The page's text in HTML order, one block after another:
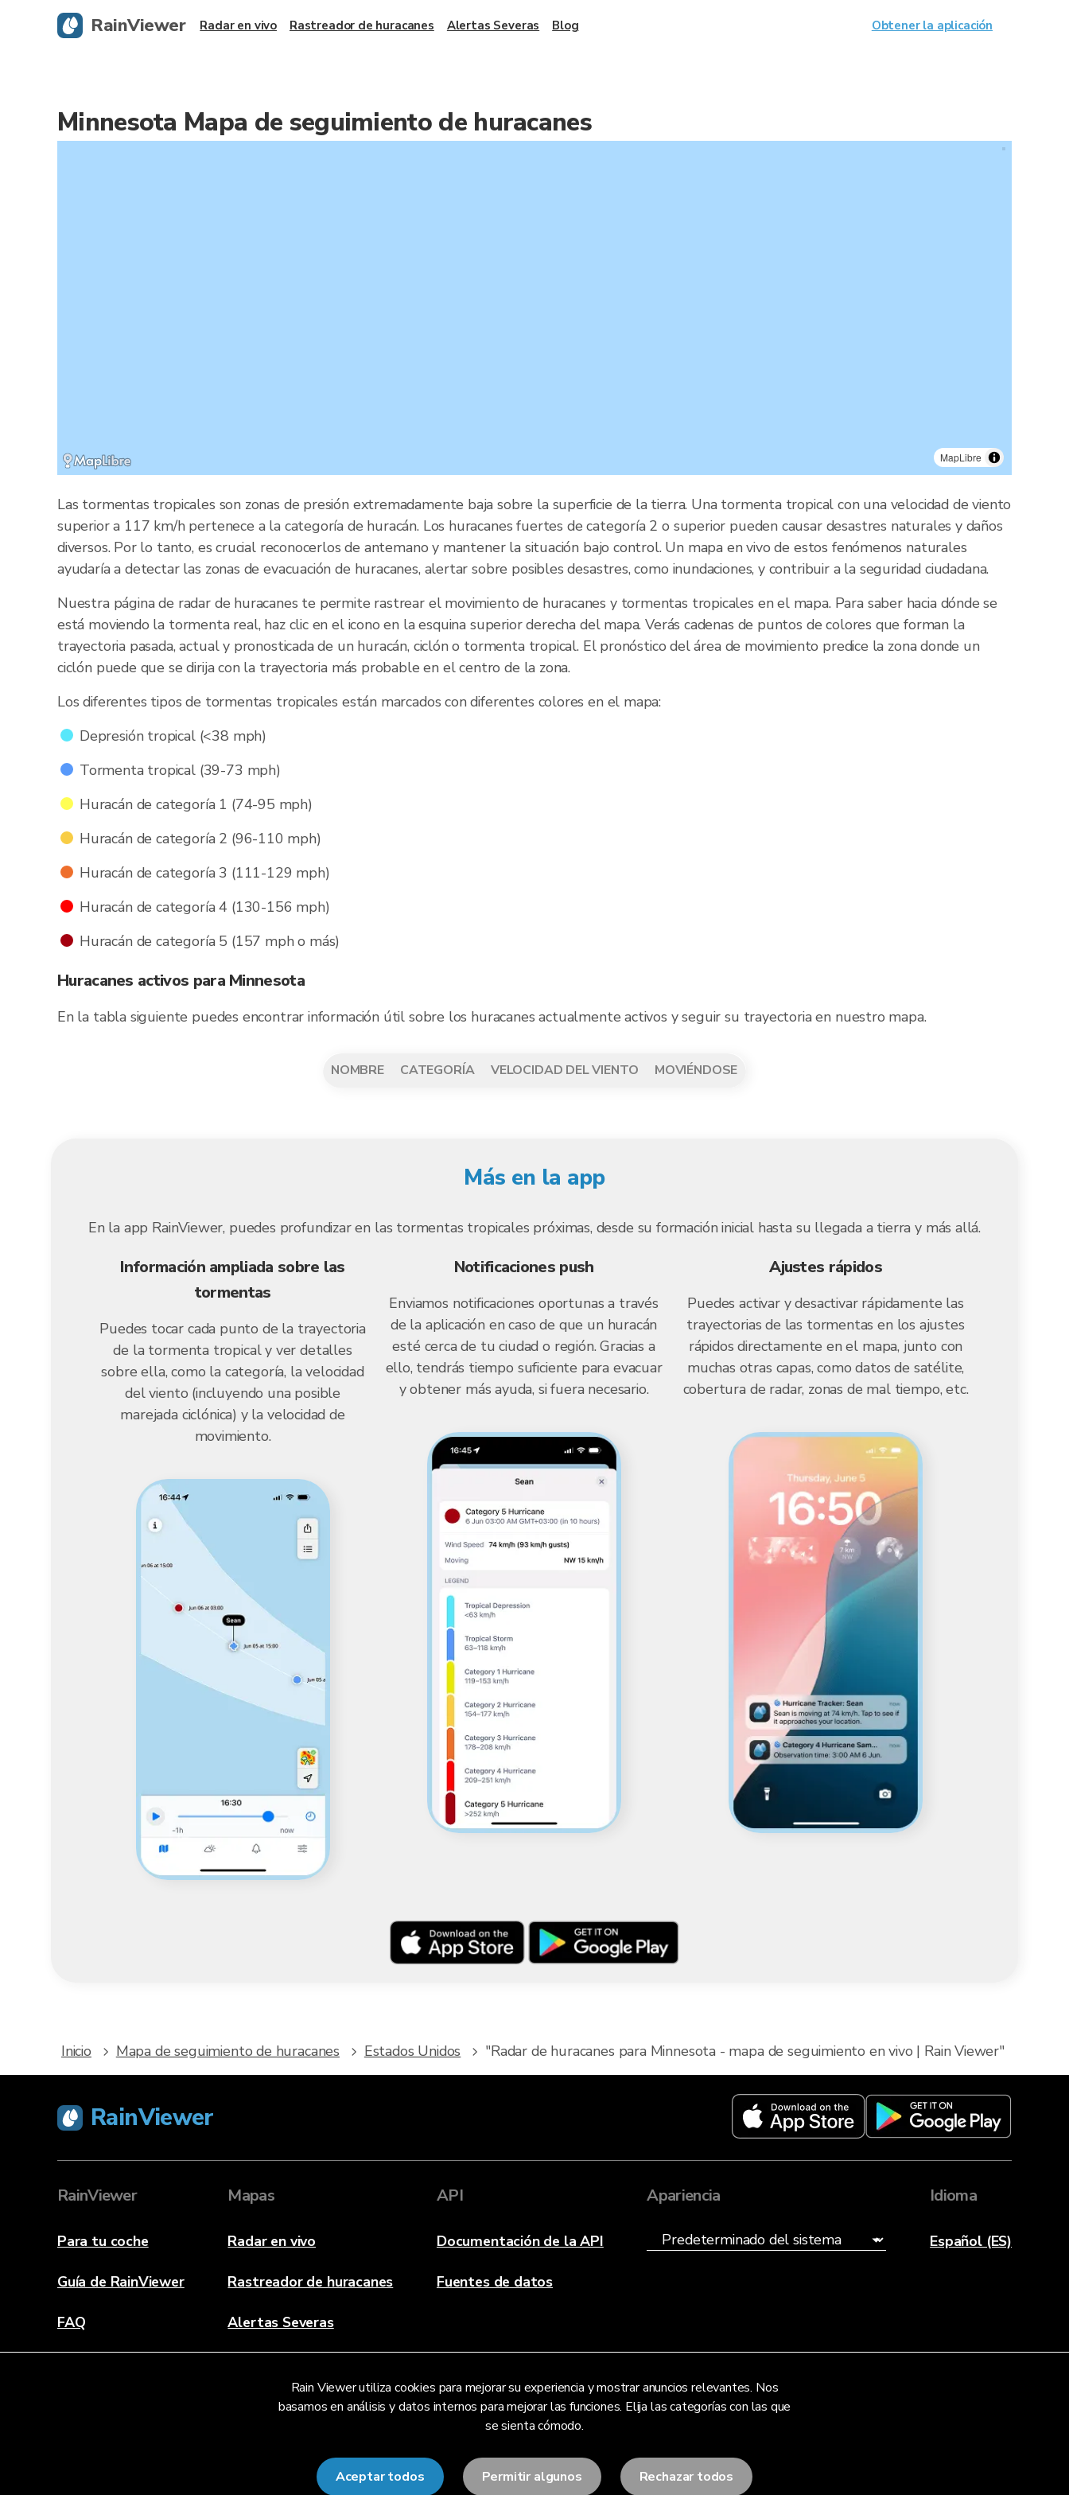
Minnesota Mapa de seguimiento de huracanes
MapLibre
Las tormentas tropicales son zonas de presión extremadamente baja sobre la superficie de la tierra. Una tormenta tropical con una velocidad de viento
superior a 117 km/h pertenece a la categoría de huracán. Los huracanes fuertes de categoría 2 o superior pueden causar desastres naturales y daños
diversos. Por lo tanto, es crucial reconocerlos de antemano y mantener la situación bajo control. Un mapa en vivo de estos fenómenos naturales
ayudaría a detectar las zonas de evacuación de huracanes, alertar sobre posibles desastres, como inundaciones, y contribuir a la seguridad ciudadana.
Nuestra página de radar de huracanes te permite rastrear el movimiento de huracanes y tormentas tropicales en el mapa. Para saber hacia dónde se
está moviendo la tormenta real, haz clic en el icono en la esquina superior derecha del mapa. Verás cadenas de puntos de colores que forman la
trayectoria pasada, actual y pronosticada de un huracán, ciclón o tormenta tropical. El pronóstico del área de movimiento predice la zona donde un
ciclón puede que se dirija con la trayectoria más probable en el centro de la zona.
Los diferentes tipos de tormentas tropicales están marcados con diferentes colores en el mapa:
Depresión tropical (<38 mph)
Tormenta tropical (39-73 mph)
Huracán de categoría 1 (74-95 mph)
Huracán de categoría 2 (96-110 mph)
Huracán de categoría 3 (111-129 mph)
Huracán de categoría 4 (130-156 mph)
Huracán de categoría 5 (157 mph o más)
Huracanes activos para Minnesota
En la tabla siguiente puedes encontrar información útil sobre los huracanes actualmente activos y seguir su trayectoria en nuestro mapa.
NOMBRE CATEGORÍA VELOCIDAD DEL VIENTO MOVIÉNDOSE
Más en la app
En la app RainViewer, puedes profundizar en las tormentas tropicales próximas, desde su formación inicial hasta su llegada a tierra y más allá.
Información ampliada sobre las
tormentas
Puedes tocar cada punto de la trayectoria
de la tormenta tropical y ver detalles
sobre ella, como la categoría, la velocidad
del viento (incluyendo una posible
marejada ciclónica) y la velocidad de
movimiento.
Notificaciones push
Enviamos notificaciones oportunas a través
de la aplicación en caso de que un huracán
esté cerca de tu ciudad o región. Gracias a
ello, tendrás tiempo suficiente para evacuar
y obtener más ayuda, si fuera necesario.
Ajustes rápidos
Puedes activar y desactivar rápidamente las
trayectorias de las tormentas en los ajustes
rápidos directamente en el mapa, junto con
muchas otras capas, como datos de satélite,
cobertura de radar, zonas de mal tiempo, etc.
Rain Viewer utiliza cookies para mejorar su experiencia y mostrar anuncios relevantes. Nos
basamos en análisis y datos internos para mejorar las funciones. Elija las categorías con las que
se sienta cómodo.
Aceptar todos Permitir algunos Rechazar todos
Inicio Mapa de seguimiento de huracanes Estados Unidos "Radar de huracanes para Minnesota - mapa de seguimiento en vivo | Rain Viewer"
RainViewer
RainViewer
Para tu coche
Guía de RainViewer
FAQ
Mapas
Radar en vivo
Rastreador de huracanes
Alertas Severas
API
Documentación de la API
Fuentes de datos
Apariencia Idioma
Español (ES)
RainViewer Radar en vivo Rastreador de huracanes Alertas Severas Blog Obtener la aplicación